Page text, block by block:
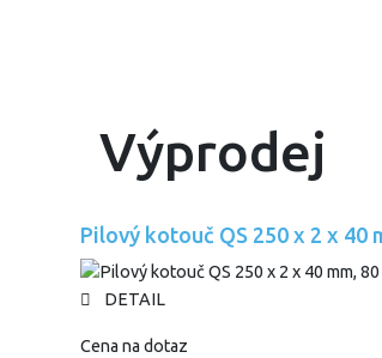
Výprodej
Pilový kotouč QS 250 x 2 x 40
DETAIL
Cena na dotaz